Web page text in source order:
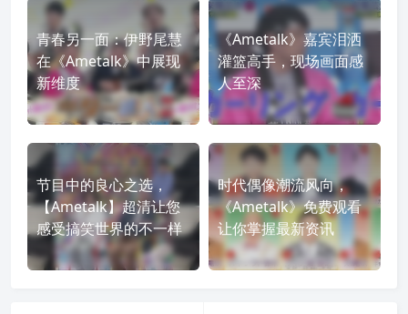
青春另一面：伊野尾慧
在《Ametalk》中展现
新维度
《Ametalk》嘉宾泪洒
灌篮高手，现场画面感
人至深
节目中的良心之选，
【Ametalk】超清让您
感受搞笑世界的不一样
时代偶像潮流风向，
《Ametalk》免费观看
让你掌握最新资讯